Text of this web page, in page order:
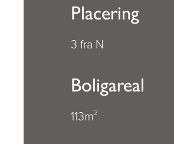
Placering
3 fra N
Boligareal
113m2